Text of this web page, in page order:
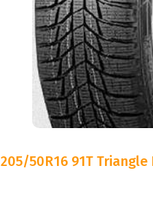
205/50R16 91T Triangle